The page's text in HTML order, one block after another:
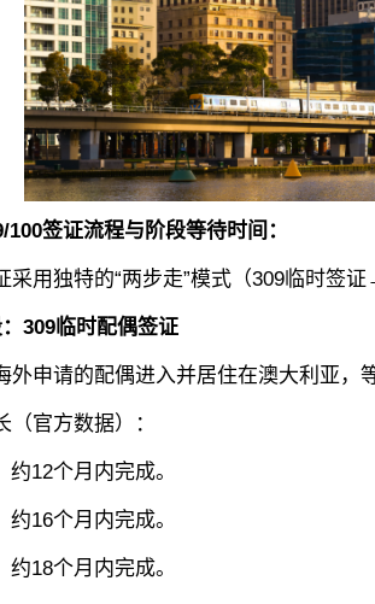
100签证流程与阶段等待时间：
独特的“两步走”模式（309临时签证
309临时配偶签证
请的配偶进入并居住在澳大利亚，等
官方数据）：
12个月内完成。
16个月内完成。
18个月内完成。